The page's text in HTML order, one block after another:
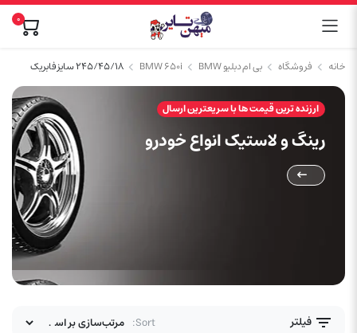
0
خانه فروشگاه بی ام دبلیو BMW BMW 650i ۲۴۵/۴۵/۱۸ سایز فابریک
ارزنده ترین قیمت ها با سریعترین ارسال
رینگ و لاستیک انواع خودرو
فیلتر Sort: